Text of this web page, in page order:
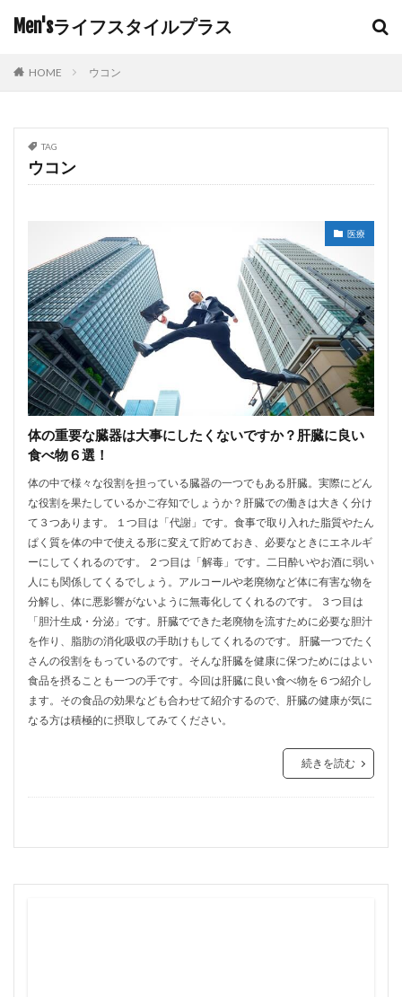
Men'sライフスタイルプラス
HOME ウコン
TAG
ウコン
医療
体の重要な臓器は大事にしたくないですか？肝臓に良い
食べ物６選！
体の中で様々な役割を担っている臓器の一つでもある肝臓。実際にどん
な役割を果たしているかご存知でしょうか？肝臓での働きは大きく分け
て３つあります。 １つ目は「代謝」です。食事で取り入れた脂質やたん
ぱく質を体の中で使える形に変えて貯めておき、必要なときにエネルギ
ーにしてくれるのです。 ２つ目は「解毒」です。二日酔いやお酒に弱い
人にも関係してくるでしょう。アルコールや老廃物など体に有害な物を
分解し、体に悪影響がないように無毒化してくれるのです。 ３つ目は
「胆汁生成・分泌」です。肝臓でできた老廃物を流すために必要な胆汁
を作り、脂肪の消化吸収の手助けもしてくれるのです。 肝臓一つでたく
さんの役割をもっているのです。そんな肝臓を健康に保つためにはよい
食品を摂ることも一つの手です。今回は肝臓に良い食べ物を６つ紹介し
ます。その食品の効果なども合わせて紹介するので、肝臓の健康が気に
なる方は積極的に摂取してみてください。
続きを読む